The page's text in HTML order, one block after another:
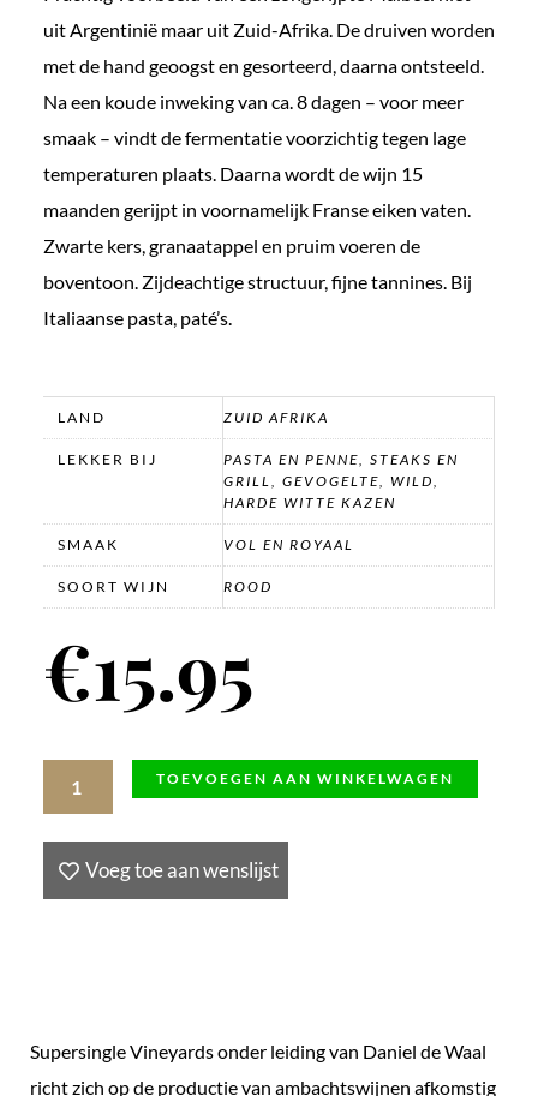
uit Argentinië maar uit Zuid-Afrika. De druiven worden
met de hand geoogst en gesorteerd, daarna ontsteeld.
Na een koude inweking van ca. 8 dagen – voor meer
smaak – vindt de fermentatie voorzichtig tegen lage
temperaturen plaats. Daarna wordt de wijn 15
maanden gerijpt in voornamelijk Franse eiken vaten.
Zwarte kers, granaatappel en pruim voeren de
boventoon. Zijdeachtige structuur, fijne tannines. Bij
Italiaanse pasta, paté’s.
LAND ZUID AFRIKA
LEKKER BIJ
PASTA EN PENNE, STEAKS EN
GRILL, GEVOGELTE, WILD,
HARDE WITTE KAZEN
SMAAK VOL EN ROYAAL
SOORT WIJN ROOD
€15.95
Pella
2019,
TOEVOEGEN AAN WINKELWAGEN
Voeg toe aan wenslijst
Supersingle Vineyards onder leiding van Daniel de Waal
richt zich op de productie van ambachtswijnen afkomstig